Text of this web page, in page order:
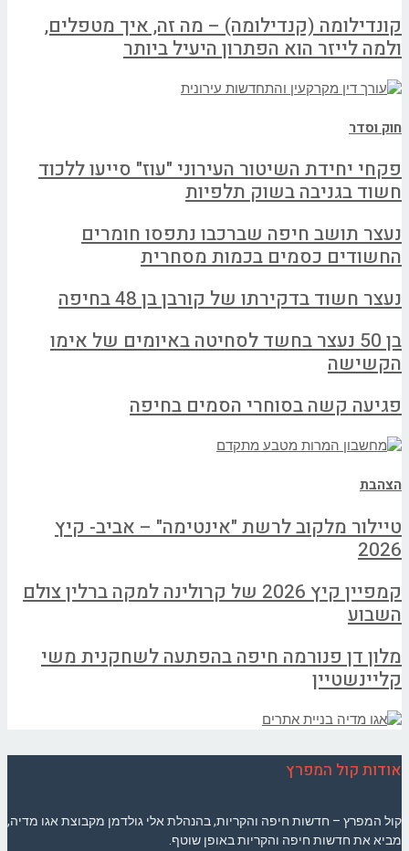
קונדילומה (קנדילומה) – מה זה, איך מטפלים,
ולמה לייזר הוא הפתרון היעיל ביותר
חוק וסדר
פקחי יחידת השיטור העירוני "עוז" סייעו ללכוד
חשוד בגניבה בשוק תלפיות
נעצר תושב חיפה שברכבו נתפסו חומרים
החשודים כסמים בכמות מסחרית
נעצר חשוד בדקירתו של קורבן בן 48 בחיפה
בן 50 נעצר בחשד לסחיטה באיומים של אימו
הקשישה
פגיעה קשה בסוחרי הסמים בחיפה
הצהבת
טיילור מלקוב לרשת "אינטימה" – אביב- קיץ
2026
קמפיין קיץ 2026 של קרולינה למקה ברלין צולם
השבוע
מלון דן פנורמה חיפה בהפתעה לשחקנית משי
קליינשטיין
אודות קול המפרץ
קול המפרץ – חדשות חיפה והקריות, בהנהלת אלי גולדמן מקבוצת אגו מדיה,
מביא את חדשות חיפה והקריות באופן שוטף.